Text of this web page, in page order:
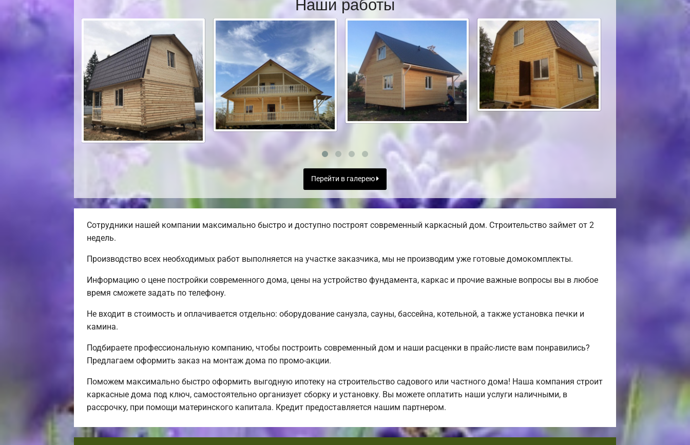
Перейти в галерею
Сотрудники нашей компании максимально быстро и доступно построят современный каркасный дом. Строительство займет от 2
недель.
Производство всех необходимых работ выполняется на участке заказчика, мы не производим уже готовые домокомплекты.
Информацию о цене постройки современного дома, цены на устройство фундамента, каркас и прочие важные вопросы вы в любое
время сможете задать по телефону.
Не входит в стоимость и оплачивается отдельно: оборудование санузла, сауны, бассейна, котельной, а также установка печки и
камина.
Подбираете профессиональную компанию, чтобы построить современный дом и наши расценки в прайс-листе вам понравились?
Предлагаем оформить заказ на монтаж дома по промо-акции.
Поможем максимально быстро оформить выгодную ипотеку на строительство садового или частного дома! Наша компания строит
каркасные дома под ключ, самостоятельно организует сборку и установку. Вы можете оплатить наши услуги наличными, в
рассрочку, при помощи материнского капитала. Кредит предоставляется нашим партнером.